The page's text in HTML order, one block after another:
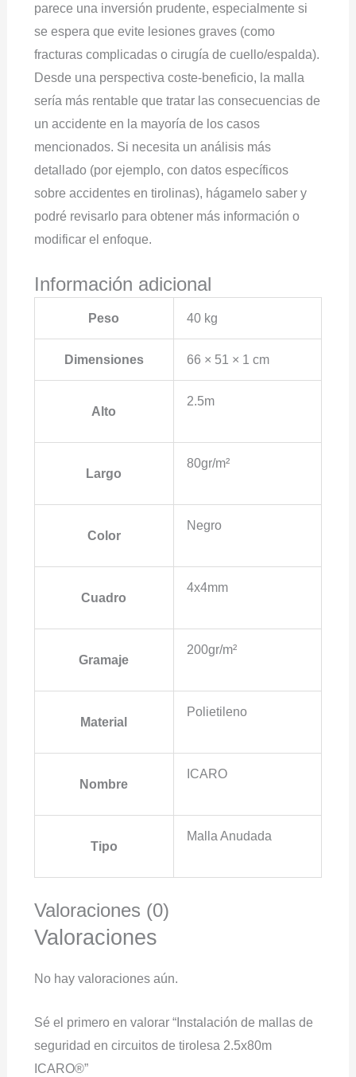
parece una inversión prudente, especialmente si
se espera que evite lesiones graves (como
fracturas complicadas o cirugía de cuello/espalda).
Desde una perspectiva coste-beneficio, la malla
sería más rentable que tratar las consecuencias de
un accidente en la mayoría de los casos
mencionados. Si necesita un análisis más
detallado (por ejemplo, con datos específicos
sobre accidentes en tirolinas), hágamelo saber y
podré revisarlo para obtener más información o
modificar el enfoque.
Información adicional
Peso 40 kg
Dimensiones 66 × 51 × 1 cm
Alto
2.5m
Largo
80gr/m²
Color
Negro
Cuadro
4x4mm
Gramaje
200gr/m²
Material
Polietileno
Nombre
ICARO
Tipo
Malla Anudada
Valoraciones (0)
Valoraciones
No hay valoraciones aún.
Sé el primero en valorar “Instalación de mallas de
seguridad en circuitos de tirolesa 2.5x80m
ICARO®”